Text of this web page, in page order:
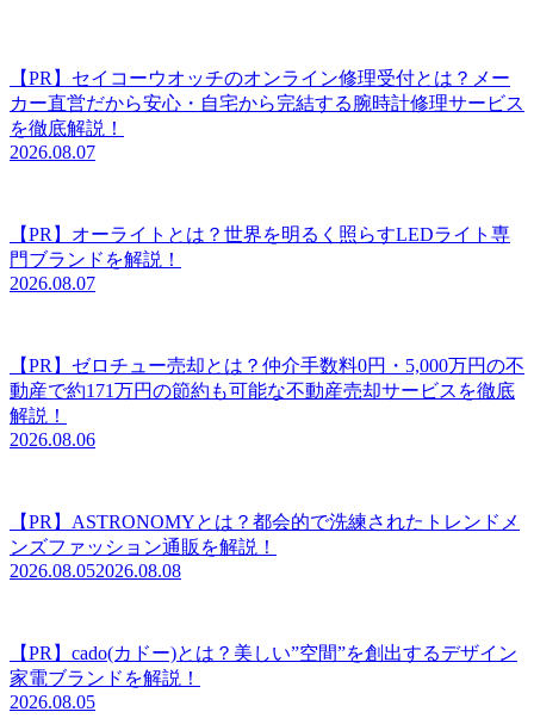
【PR】セイコーウオッチのオンライン修理受付とは？メー
カー直営だから安心・自宅から完結する腕時計修理サービス
を徹底解説！
2026.08.07
【PR】オーライトとは？世界を明るく照らすLEDライト専
門ブランドを解説！
2026.08.07
【PR】ゼロチュー売却とは？仲介手数料0円・5,000万円の不
動産で約171万円の節約も可能な不動産売却サービスを徹底
解説！
2026.08.06
【PR】ASTRONOMYとは？都会的で洗練されたトレンドメ
ンズファッション通販を解説！
2026.08.052026.08.08
【PR】cado(カドー)とは？美しい”空間”を創出するデザイン
家電ブランドを解説！
2026.08.05